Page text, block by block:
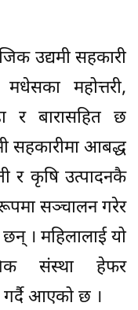
उद्यमी सहकारी
महोत्तरी,
र बारासहित छ
सहकारीमा आबद्ध
र कृषि उत्पादनकै
सञ्चालन गरेर
। महिलालाई यो
संस्था हेफर
गर्दै आएको छ ।